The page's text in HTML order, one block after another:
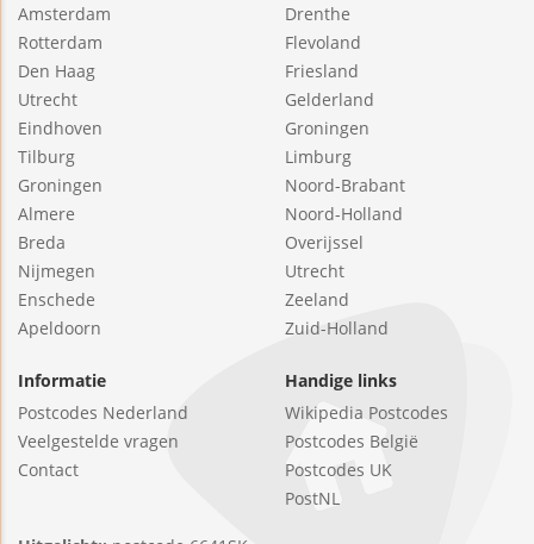
Amsterdam
Rotterdam
Den Haag
Utrecht
Eindhoven
Tilburg
Groningen
Almere
Breda
Nijmegen
Enschede
Apeldoorn
Drenthe
Flevoland
Friesland
Gelderland
Groningen
Limburg
Noord-Brabant
Noord-Holland
Overijssel
Utrecht
Zeeland
Zuid-Holland
Informatie
Postcodes Nederland
Veelgestelde vragen
Contact
Handige links
Wikipedia Postcodes
Postcodes België
Postcodes UK
PostNL